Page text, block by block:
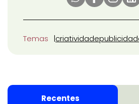
Temas criatividade
Recentes